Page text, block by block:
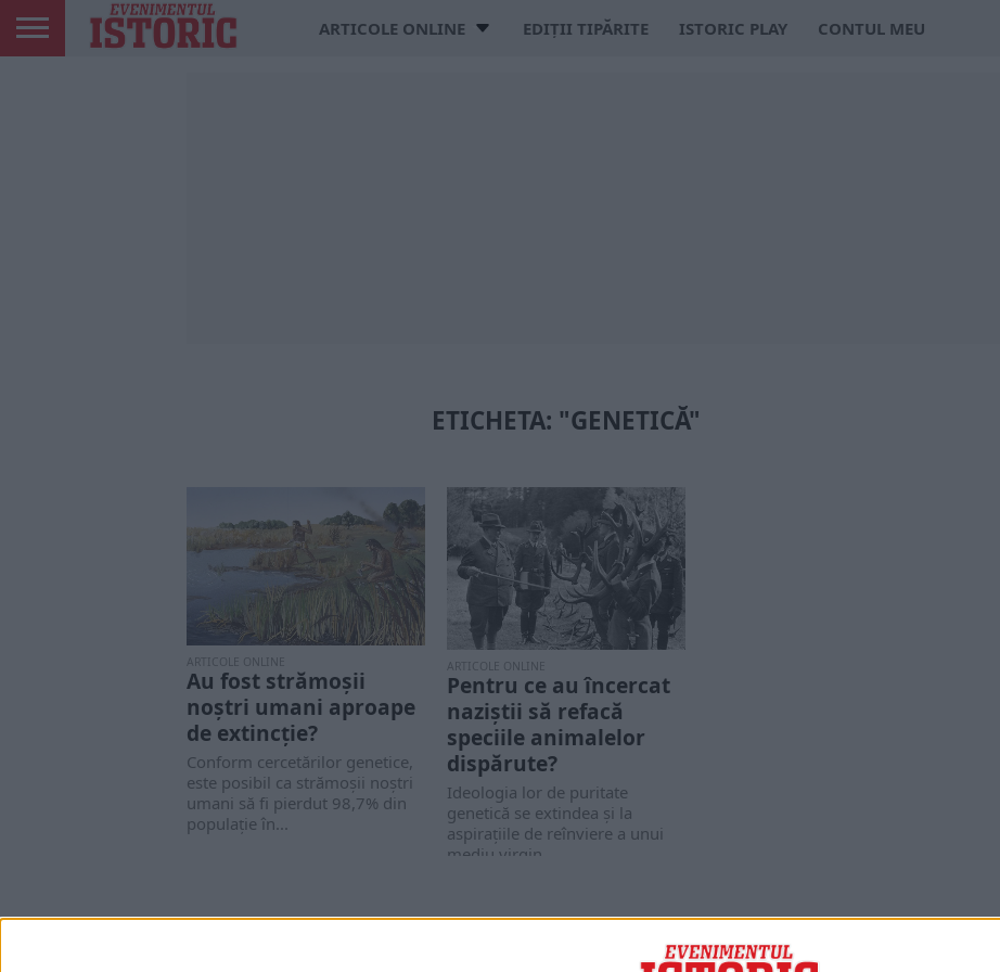
ARTICOLE ONLINE EDIȚII TIPĂRITE ISTORIC PLAY CONTUL MEU
ETICHETA: "GENETICĂ"
ARTICOLE ONLINE
Au fost strămoșii
noștri umani aproape
de extincție?
Conform cercetărilor genetice,
este posibil ca strămoșii noștri
umani să fi pierdut 98,7% din
populație în...
ARTICOLE ONLINE
Pentru ce au încercat
naziștii să refacă
speciile animalelor
dispărute?
Ideologia lor de puritate
genetică se extindea și la
aspirațiile de reînviere a unui
mediu virgin,...